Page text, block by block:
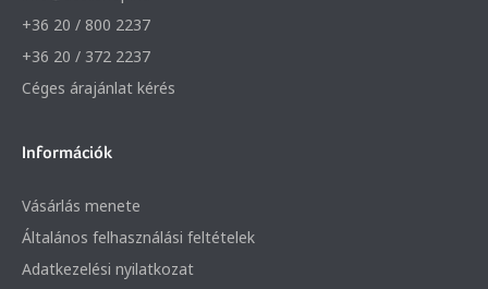
info@acer.shop.hu
+36 20 / 800 2237
+36 20 / 372 2237
Vásárlás menete
Általános felhasználási feltételek